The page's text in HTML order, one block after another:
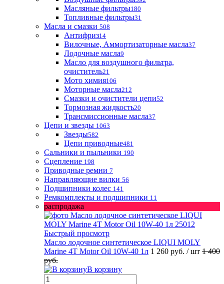
Масляные фильтры180
Топливные фильтры31
Масла и смазки 508
Антифриз14
Вилочные, Аммортизаторные масла37
Лодочные масла9
Масло для воздушного фильтра,
очиститель21
Мото химия106
Моторные масла212
Смазки и очистители цепи52
Тормозная жидкость20
Трансмиссионные масла37
Цепи и звезды 1063
Звезды582
Цепи приводные481
Сальники и пыльники 190
Сцепление 198
Приводные ремни 7
Направляющие вилки 56
Подшипники колес 141
Ремкомплекты и подшипники 11
распродажа
Быстрый просмотр
Масло лодочное синтетическое LIQUI MOLY
Marine 4T Motor Oil 10W-40 1л 1 260 руб. / шт 1 400
руб.
В корзину